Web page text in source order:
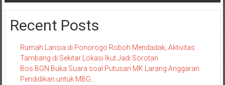
pos
Recent Posts
Rumah Lansia di Ponorogo Roboh Mendadak, Aktivitas
Tambang di Sekitar Lokasi Ikut Jadi Sorotan
Bos BGN Buka Suara soal Putusan MK Larang Anggaran
Pendidikan untuk MBG